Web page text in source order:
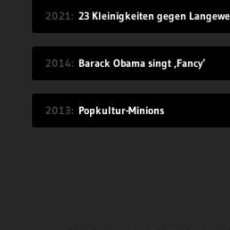
2021
2014 Barack Obama singt ‚Fancy‘
2013 Popkultur-Minions